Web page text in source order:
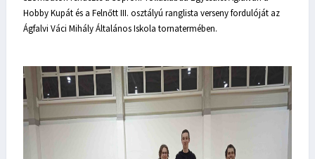
Hobby Kupát és a Felnőtt III. osztályú ranglista verseny fordulóját az
Ágfalvi Váci Mihály Általános Iskola tornatermében.